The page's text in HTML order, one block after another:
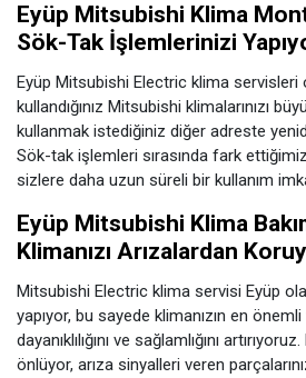
Eyüp Mitsubishi Klima
Sök-Tak İşlemlerinizi
Eyüp Mitsubishi Electric klima servisleri
kullandığınız Mitsubishi klimalarınızı
kullanmak istediğiniz diğer adreste
Sök-tak işlemleri sırasında fark ettiğimiz
sizlere daha uzun süreli bir kullanım
Eyüp Mitsubishi Klima
Klimanızı Arızalardan
Mitsubishi Electric klima servisi Eyüp
yapıyor, bu sayede klimanızın en önemli
dayanıklılığını ve sağlamlığını
önlüyor, arıza sinyalleri veren